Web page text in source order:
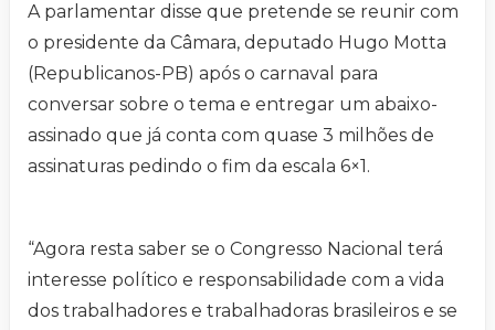
A parlamentar disse que pretende se reunir com
o presidente da Câmara, deputado Hugo Motta
(Republicanos-PB) após o carnaval para
conversar sobre o tema e entregar um abaixo-
assinado que já conta com quase 3 milhões de
assinaturas pedindo o fim da escala 6×1.
“Agora resta saber se o Congresso Nacional terá
interesse político e responsabilidade com a vida
dos trabalhadores e trabalhadoras brasileiros e se